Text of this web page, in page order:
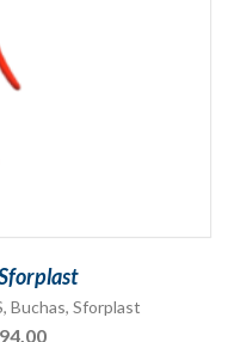
, Buchas, Sforplast
Faixa